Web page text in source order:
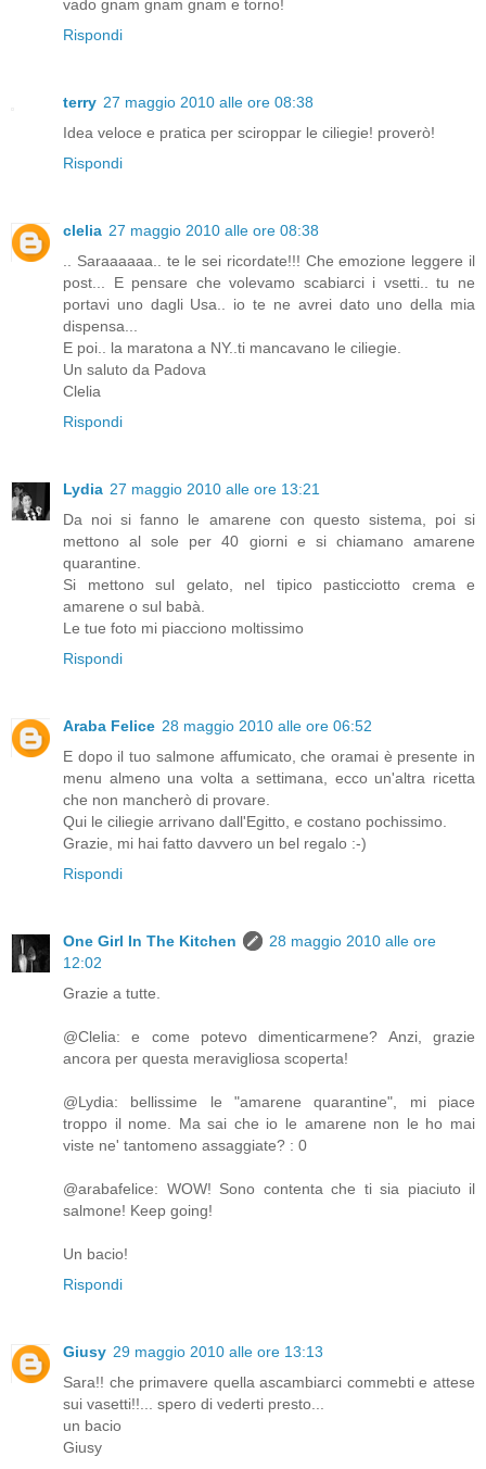
vado gnam gnam gnam e torno!
Rispondi
terry 27 maggio 2010 alle ore 08:38
Idea veloce e pratica per sciroppar le ciliegie! proverò!
Rispondi
clelia 27 maggio 2010 alle ore 08:38
.. Saraaaaaa.. te le sei ricordate!!! Che emozione leggere il
post... E pensare che volevamo scabiarci i vsetti.. tu ne
portavi uno dagli Usa.. io te ne avrei dato uno della mia
dispensa...
E poi.. la maratona a NY..ti mancavano le ciliegie.
Un saluto da Padova
Clelia
Rispondi
Lydia 27 maggio 2010 alle ore 13:21
Da noi si fanno le amarene con questo sistema, poi si
mettono al sole per 40 giorni e si chiamano amarene
quarantine.
Si mettono sul gelato, nel tipico pasticciotto crema e
amarene o sul babà.
Le tue foto mi piacciono moltissimo
Rispondi
Araba Felice 28 maggio 2010 alle ore 06:52
E dopo il tuo salmone affumicato, che oramai è presente in
menu almeno una volta a settimana, ecco un'altra ricetta
che non mancherò di provare.
Qui le ciliegie arrivano dall'Egitto, e costano pochissimo.
Grazie, mi hai fatto davvero un bel regalo :-)
Rispondi
One Girl In The Kitchen
28 maggio 2010 alle ore
12:02
Grazie a tutte.
@Clelia: e come potevo dimenticarmene? Anzi, grazie
ancora per questa meravigliosa scoperta!
@Lydia: bellissime le "amarene quarantine", mi piace
troppo il nome. Ma sai che io le amarene non le ho mai
viste ne' tantomeno assaggiate? : 0
@arabafelice: WOW! Sono contenta che ti sia piaciuto il
salmone! Keep going!
Un bacio!
Rispondi
Giusy 29 maggio 2010 alle ore 13:13
Sara!! che primavere quella ascambiarci commebti e attese
sui vasetti!!... spero di vederti presto...
un bacio
Giusy